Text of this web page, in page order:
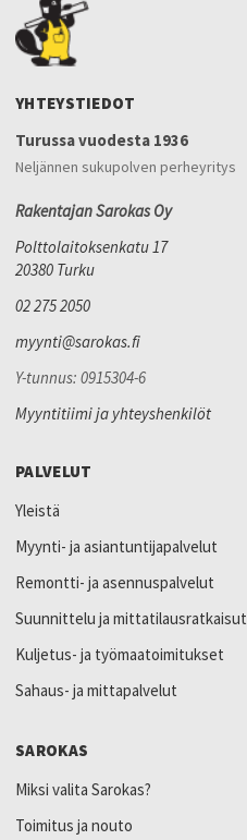
YHTEYSTIEDOT
Turussa vuodesta 1936
Neljännen sukupolven perheyritys
Rakentajan Sarokas Oy
Polttolaitoksenkatu 17
20380 Turku
02 275 2050
myynti@sarokas.fi
Y-tunnus: 0915304-6
Myyntitiimi ja yhteyshenkilöt
PALVELUT
Yleistä
Myynti- ja asiantuntijapalvelut
Remontti- ja asennuspalvelut
Suunnittelu ja mittatilausratkaisut
Kuljetus- ja työmaatoimitukset
Sahaus- ja mittapalvelut
SAROKAS
Miksi valita Sarokas?
Toimitus ja nouto